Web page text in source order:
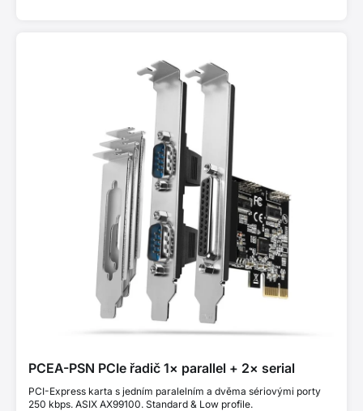
PCEA-PSN PCIe řadič 1× parallel + 2× serial
PCI-Express karta s jedním paralelním a dvěma sériovými porty
250 kbps. ASIX AX99100. Standard & Low profile.